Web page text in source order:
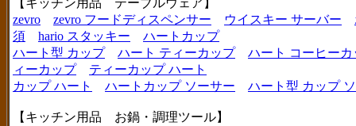
【キッチン用品 テーブルウェア】
zevro
zevro フードディスペンサー ウイスキー サーバー
須
hario スタッキー
ハートカップ
ハート型 カップ
ハート ティーカップ
ハート コーヒーカ
ィーカップ
ティーカップ ハート
カップ ハート
ハートカップ ソーサー ハート型 カップ
【キッチン用品 お鍋・調理ツール】